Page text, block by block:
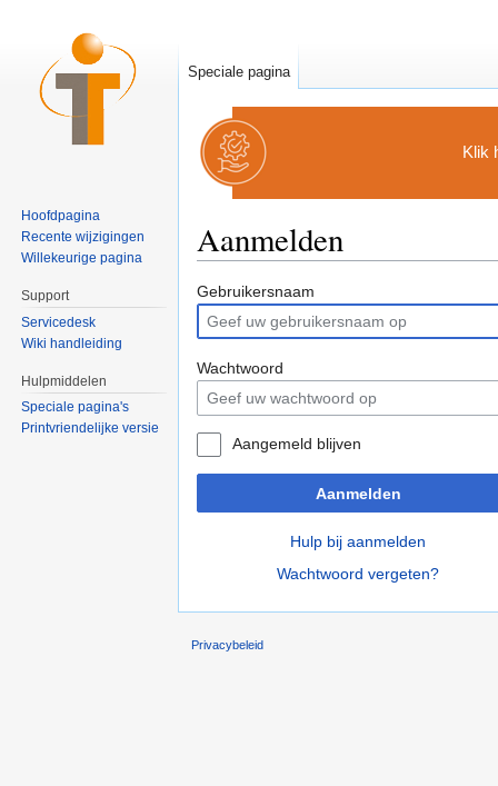
Klik
Aanmelden
Gebruikersnaam
Wachtwoord
Aangemeld blijven
Aanmelden
Hulp bij aanmelden
Wachtwoord vergeten?
Speciale pagina
Hoofdpagina
Recente wijzigingen
Willekeurige pagina
Support
Servicedesk
Wiki handleiding
Hulpmiddelen
Speciale pagina's
Printvriendelijke versie
Privacybeleid